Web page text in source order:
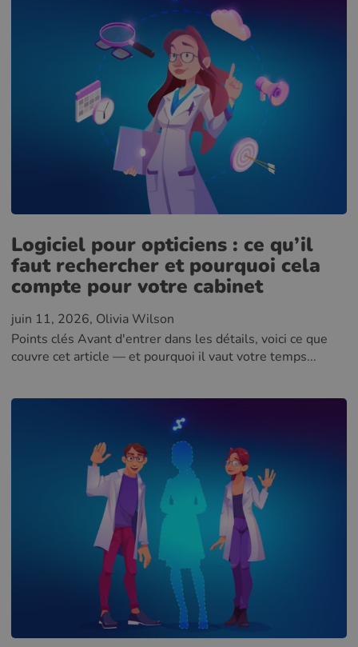
Logiciel pour opticiens : ce qu’il
faut rechercher et pourquoi cela
compte pour votre cabinet
juin 11, 2026, Olivia Wilson
Points clés Avant d'entrer dans les détails, voici ce que
couvre cet article — et pourquoi il vaut votre temps...